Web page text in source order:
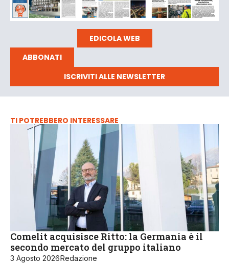
EDICOLA WEB
ABBONATI
ISCRIVITI ALLE NEWSLETTER
TI POTREBBERO INTERESSARE
Comelit acquisisce Ritto: la Germania è il
secondo mercato del gruppo italiano
3 Agosto 2026 Redazione